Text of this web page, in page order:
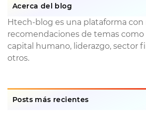
Acerca del blog
Htech-blog es una plataforma con
recomendaciones de temas
capital humano, liderazgo, sector
otros.
Posts más recientes